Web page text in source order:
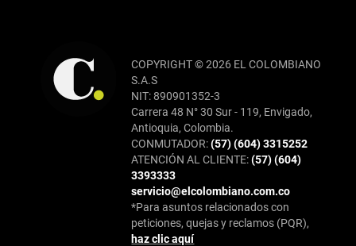
COPYRIGHT © 2026 EL COLOMBIANO
S.A.S
NIT: 890901352-3
Carrera 48 N° 30 Sur - 119, Envigado,
Antioquia, Colombia.
CONMUTADOR:(57) (604) 3315252
ATENCIÓN AL CLIENTE:(57) (604)
3393333
servicio@elcolombiano.com.co
*Para asuntos relacionados con
peticiones, quejas y reclamos (PQR),
haz clic aquí